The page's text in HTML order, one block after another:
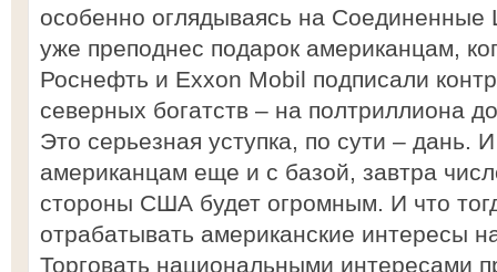
особенно оглядываясь на
уже преподнес подарок американцам,
Роснефть и Exxon Mobil подписали
северных богатств – на полтриллиона
Это серьезная уступка, по сути – дань.
американцам еще и с базой, завтра
стороны США будет огромным. И что
отрабатывать американские интересы
Торговать национальными интересами